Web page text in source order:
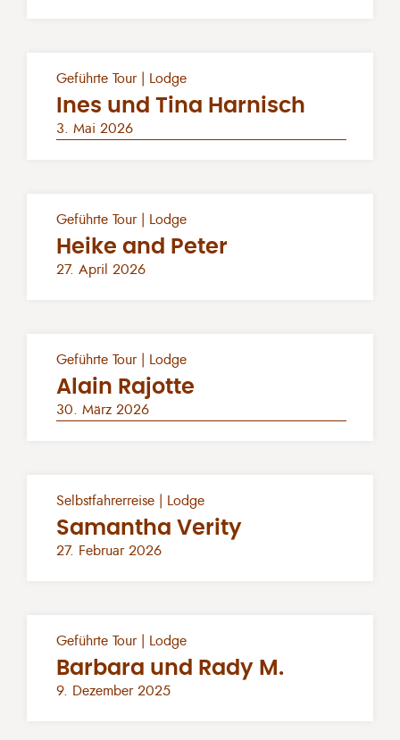
Geführte Tour | Lodge
Ines und Tina Harnisch
3. Mai 2026
Geführte Tour | Lodge
Heike and Peter
27. April 2026
Geführte Tour | Lodge
Alain Rajotte
30. März 2026
Selbstfahrerreise | Lodge
Samantha Verity
27. Februar 2026
Geführte Tour | Lodge
Barbara und Rady M.
9. Dezember 2025